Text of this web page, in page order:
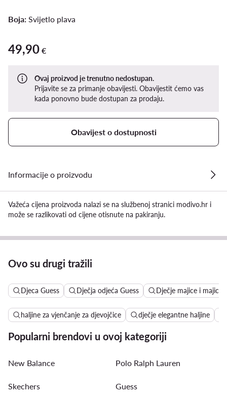
Boja: Svijetlo plava
49,90 €
49,90 €
Ovaj proizvod je trenutno nedostupan.
Prijavite se za primanje obavijesti. Obavijestit ćemo vas
kada ponovno bude dostupan za prodaju.
Obavijest o dostupnosti
Informacije o proizvodu
Važeća cijena proizvoda nalazi se na službenoj stranici modivo.hr i
može se razlikovati od cijene otisnute na pakiranju.
Ovo su drugi tražili
Djeca Guess Dječja odjeća Guess Dječje majice i majice
haljine za vjenčanje za djevojčice dječje elegantne haljine
Popularni brendovi u ovoj kategoriji
New Balance Polo Ralph Lauren
Skechers Guess